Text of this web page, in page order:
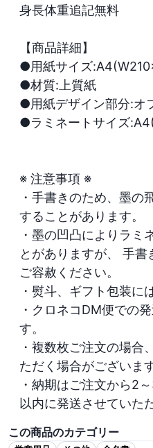
身長体重追記無料
【商品詳細】
●用紙サイズ
●材質:上質紙
●用紙デザイン部分:オ
●ラミネートサイズ
※ 注意事項 ※
・手書きのため、墨の
することがあります。
・墨の凹凸によりラミ
とがありますが、 手書
ご容赦ください。
・熨斗、ギフト包装に
・クロネコDM便での
す。
・複数枚ご注文の場合
ただく場合がございます
・納期はご注文から2
以内に発送させていた
この商品のカテゴリー